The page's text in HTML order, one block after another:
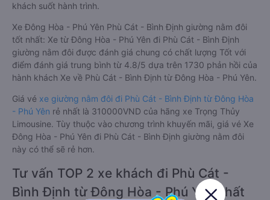
khách suốt hành trình.
Xe Đông Hòa - Phú Yên Phù Cát - Bình Định giường nằm đôi
tốt nhất: Xe từ Đông Hòa - Phú Yên đi Phù Cát - Bình Định
giường nằm đôi được đánh giá chung có chất lượng Tốt với
điểm đánh giá trung bình từ 4.8/5 dựa trên 1730 phản hồi của
hành khách Xe về Phù Cát - Bình Định từ Đông Hòa - Phú Yên.
Giá vé xe giường nằm đôi đi Phù Cát - Bình Định từ Đông Hòa
- Phú Yên rẻ nhất là 310000VND của hãng xe Trọng Thủy
Limousine. Tùy thuộc vào chương trình khuyến mãi, giá vé Xe
Đông Hòa - Phú Yên đi Phù Cát - Bình Định giường nằm đôi
này có thể sẽ rẻ hơn.
Tư vấn TOP 2 xe khách đi Phù Cát -
Bình Định từ Đông Hòa - Phú Yên chất